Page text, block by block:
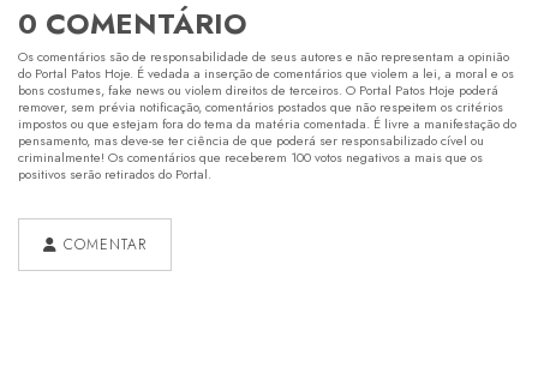
0 COMENTÁRIO
Os comentários são de responsabilidade de seus autores e não representam a opinião
do Portal Patos Hoje. É vedada a inserção de comentários que violem a lei, a moral e os
bons costumes, fake news ou violem direitos de terceiros. O Portal Patos Hoje poderá
remover, sem prévia notificação, comentários postados que não respeitem os critérios
impostos ou que estejam fora do tema da matéria comentada. É livre a manifestação do
pensamento, mas deve-se ter ciência de que poderá ser responsabilizado cível ou
criminalmente! Os comentários que receberem 100 votos negativos a mais que os
positivos serão retirados do Portal.
COMENTAR